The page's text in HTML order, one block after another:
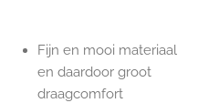
Fijn en mooi materiaal
en daardoor groot
draagcomfort